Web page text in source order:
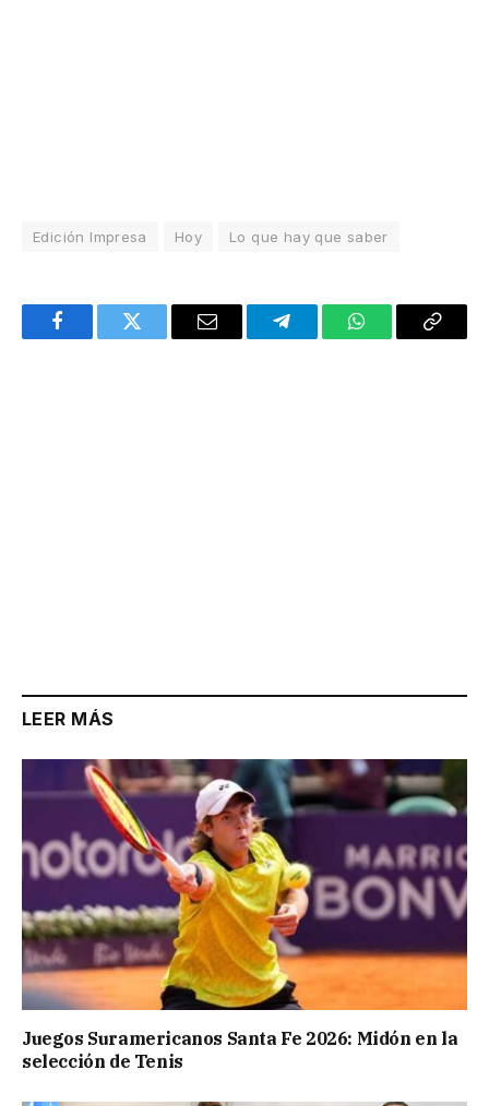
Edición Impresa Hoy Lo que hay que saber
FacebookTwitter Email TelegramWhatsAppCopy
LEER MÁS
Juegos Suramericanos Santa Fe 2026: Midón en la
selección de Tenis